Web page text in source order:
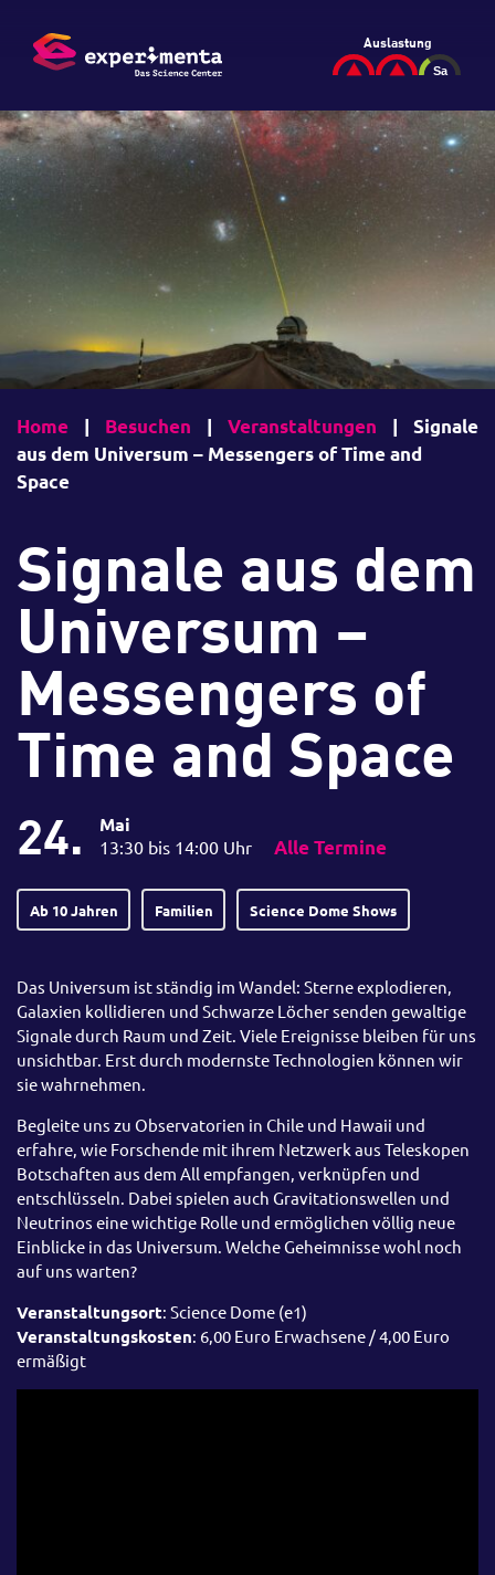
Auslastung
Home | Besuchen | Veranstaltungen |
Signale
aus dem Universum – Messengers of Time and
Space
Signale aus dem
Universum –
Messengers of
Time and Space
24. Mai
13:30 bis 14:00 Uhr Alle Termine
Ab 10 Jahren Familien Science Dome Shows
Das Universum ist ständig im Wandel: Sterne explodieren,
Galaxien kollidieren und Schwarze Löcher senden gewaltige
Signale durch Raum und Zeit. Viele Ereignisse bleiben für uns
unsichtbar. Erst durch modernste Technologien können wir
sie wahrnehmen.
Begleite uns zu Observatorien in Chile und Hawaii und
erfahre, wie Forschende mit ihrem Netzwerk aus Teleskopen
Botschaften aus dem All empfangen, verknüpfen und
entschlüsseln. Dabei spielen auch Gravitationswellen und
Neutrinos eine wichtige Rolle und ermöglichen völlig neue
Einblicke in das Universum. Welche Geheimnisse wohl noch
auf uns warten?
Veranstaltungsort: Science Dome (e1)
Veranstaltungskosten: 6,00 Euro Erwachsene / 4,00 Euro
ermäßigt